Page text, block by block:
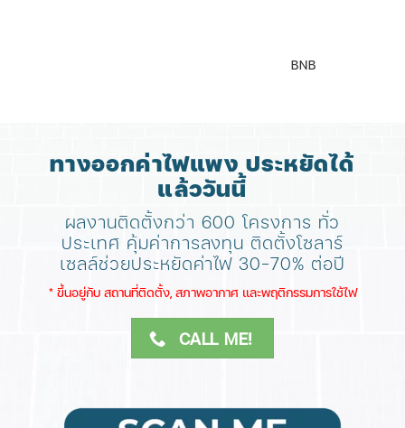
BNB
ทางออกค่าไฟแพง ประหยัดได้
แล้ววันนี้
ผลงานติดตั้งกว่า 600 โครงการ ทั่ว
ประเทศ คุ้มค่าการลงทุน ติดตั้งโซลาร์
เซลล์ช่วยประหยัดค่าไฟ 30-70% ต่อปี
​* ขึ้นอยู่กับ สถานที่ติดตั้ง, สภาพอากาศ​ และพฤติกรรมการใช้ไฟ
CALL ME!